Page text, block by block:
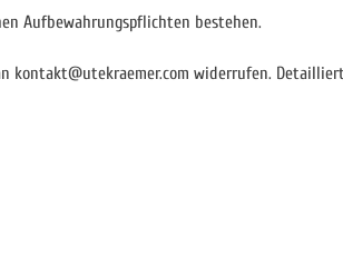
Aufbewahrungspflichten bestehen.
widerrufen.